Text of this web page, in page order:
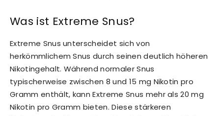
Was ist Extreme Snus?
Extreme Snus unterscheidet sich von
herkömmlichem Snus durch seinen deutlich höheren
Nikotingehalt. Während normaler Snus
typischerweise zwischen 8 und 15 mg Nikotin pro
Gramm enthält, kann Extreme Snus mehr als 20 mg
Nikotin pro Gramm bieten. Diese stärkeren